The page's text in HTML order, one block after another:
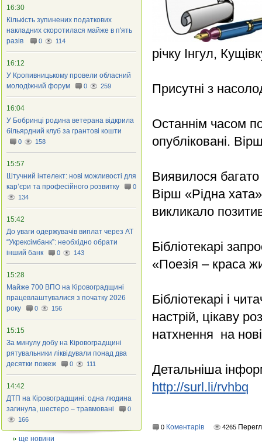
річку Інгул,
Присутні з
Останнім часом
опубліковані.
Виявилося багато
Вірш «Рідна
викликало
Бібліотекарі
«Поезія – краса
Бібліотекарі і
настрій, цікаву
натхнення на
Детальніша
http://surl.li/rvhbq
0 Коментарів 4265
16:30
Кількість зупинених податкових
накладних скоротилася майже в п'ять
разів
0 114
16:12
У Кропивницькому провели обласний
молодіжний форум
0 259
16:04
У Бобринці родина ветерана відкрила
більярдний клуб за грантові кошти
0 158
15:57
Штучний інтелект: нові можливості для
кар’єри та професійного розвитку
0
134
15:42
До уваги одержувачів виплат через АТ
“Укрексімбанк”: необхідно обрати
інший банк
0 143
15:28
Майже 700 ВПО на Кіровоградщині
працевлаштувалися з початку 2026
року
0 156
15:15
За минулу добу на Кіровоградщині
рятувальники ліквідували понад два
десятки пожеж
0 111
14:42
ДТП на Кіровоградщині: одна людина
загинула, шестеро – травмовані
0
166
ще новини